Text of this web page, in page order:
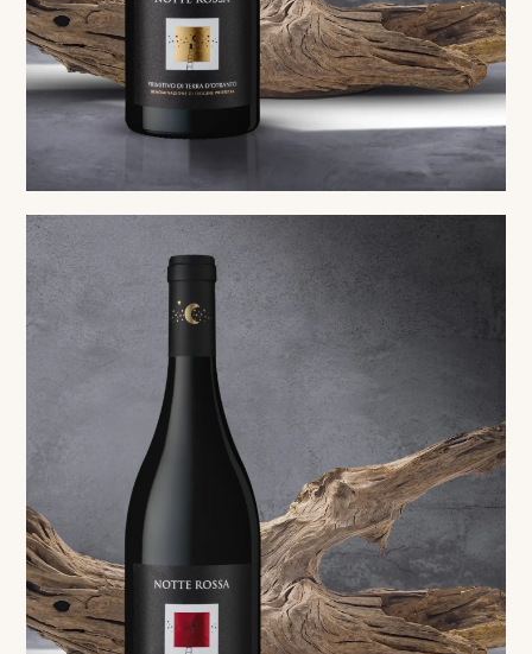
Primitivo di Terra d'Otranto DOP
Red
Negroamaro di Terra d’Otranto DOP